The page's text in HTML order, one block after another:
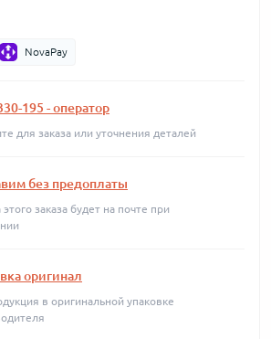
NovaPay
195 - оператор
для заказа или уточнения деталей
без предоплаты
заказа будет на почте при
оригинал
в оригинальной упаковке